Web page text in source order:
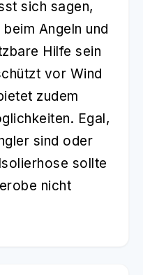
sich sagen,
beim Angeln und
Hilfe sein
vor Wind
zudem
Egal,
sind oder
sollte
nicht